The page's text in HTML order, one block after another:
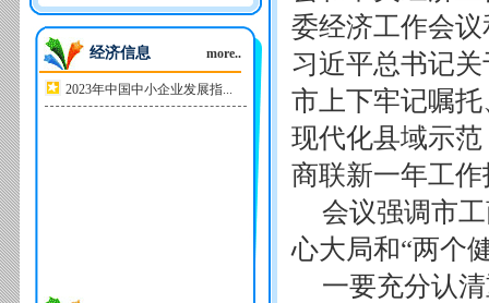
经济信息 more..
2023年中国中小企业发展指...
委经济工作会
习近平总书记
市上下牢记嘱
现代化县域示
商联新一年工
会议强调市
心大局和“两个
一要充分认